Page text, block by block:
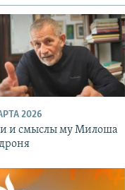
2026
и смыслы му Милоша